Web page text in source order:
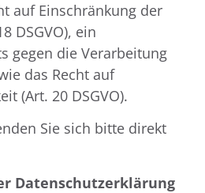
auf Einschränkung der
DSGVO), ein
gegen die Verarbeitung
das Recht auf
(Art. 20 DSGVO).
Sie sich bitte direkt
Datenschutzerklärung